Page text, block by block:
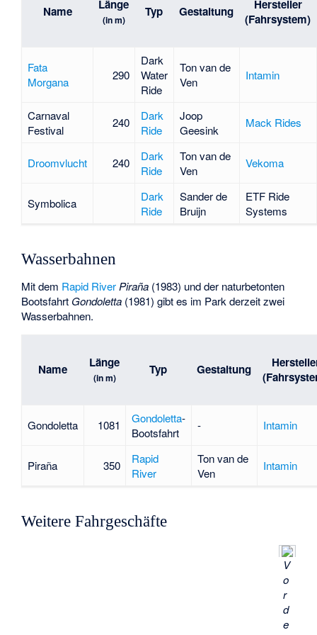
Name Länge
(in m)
Typ Gestaltung
Hersteller
(Fahrsystem)
Fata
Morgana
290
Dark
Water
Ride
Ton van de
Ven
Intamin
Carnaval
Festival
240
Dark
Ride
Joop
Geesink
Mack Rides
Droomvlucht 240
Dark
Ride
Ton van de
Ven
Vekoma
Symbolica
Dark
Ride
Sander de
Bruijn
ETF Ride
Systems
Wasserbahnen
Mit dem Rapid River Piraña (1983) und der naturbetonten
Bootsfahrt Gondoletta (1981) gibt es im Park derzeit zwei
Wasserbahnen.
Name Länge
(in m)
Typ Gestaltung
Gondoletta 1081 Gondoletta-
Bootsfahrt
- Intamin
Piraña 350
Rapid
River
Ton van de
Ven
Intamin
Weitere Fahrgeschäfte
V
o
r
d
e